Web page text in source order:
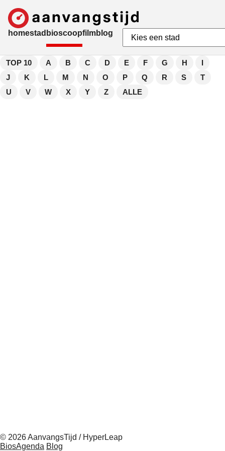
homestad bioscoopfilmblog
TOP 10 A B C D E F G H
I
J
K L M N O P Q R S
T
U
V W X Y Z ALLE
© 2026 AanvangsTijd / HyperLeap
BiosAgenda Blog